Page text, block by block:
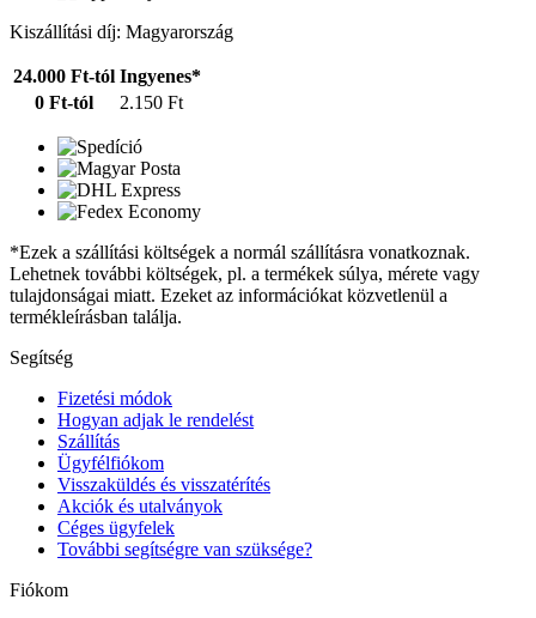
Kiszállítási díj: Magyarország
24.000 Ft-tól Ingyenes*
0 Ft-tól
2.150 Ft
*Ezek a szállítási költségek a normál szállításra vonatkoznak.
Lehetnek további költségek, pl. a termékek súlya, mérete vagy
tulajdonságai miatt. Ezeket az információkat közvetlenül a
termékleírásban találja.
Segítség
Fizetési módok
Hogyan adjak le rendelést
Szállítás
Ügyfélfiókom
Visszaküldés és visszatérítés
Akciók és utalványok
Céges ügyfelek
További segítségre van szüksége?
Fiókom